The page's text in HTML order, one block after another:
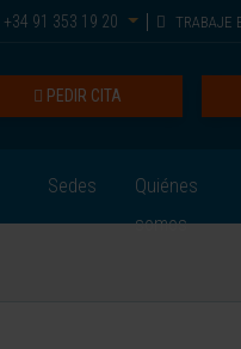
+34 91 353 19 20 TRABAJE
PEDIR CITA
Sedes
Quiénes
somos